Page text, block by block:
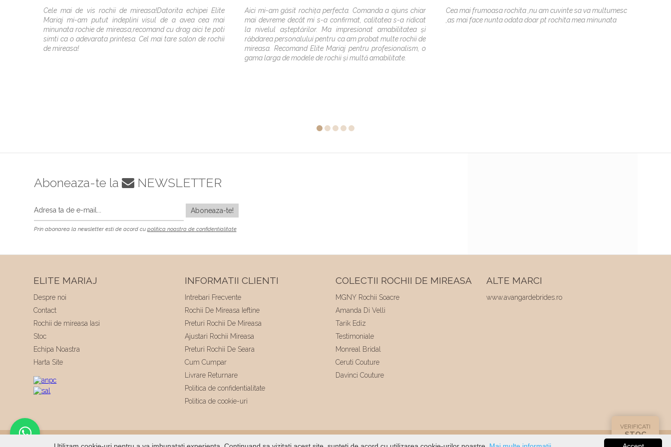
Cele mai de vis rochii de mireasa!Datorita echipei Elite
Mariaj mi-am putut indeplini visul de a avea cea mai
minunata rochie de mireasa,recomand cu drag aici te poti
simti ca o adevarata printesa. Cel mai tare salon de rochii
de mireasa!
Aici mi-am găsit rochița perfecta. Comanda a ajuns chiar
mai devreme decât mi s-a confirmat, calitatea s-a ridicat
la nivelul așteptărilor. Ma impresionat amabilitatea și
răbdarea personalului pentru ca am probat multe rochii de
mireasa. Recomand Elite Mariaj pentru profesionalism, o
gama larga de modele de rochii și multă amabilitate.
Cea mai frumoasa rochita ,nu am cuvinte sa va multumesc
,as mai face nunta odata doar pt rochita mea minunata
Aboneaza-te la NEWSLETTER
Prin abonarea la newsletter esti de acord cu politica noastra de confidentialitate
ELITE MARIAJ
Despre noi
Contact
Rochii de mireasa Iasi
Stoc
Echipa Noastra
Harta Site
INFORMATII CLIENTI
Intrebari Frecvente
Rochii De Mireasa Ieftine
Preturi Rochii De Mireasa
Ajustari Rochii Mireasa
Preturi Rochii De Seara
Cum Cumpar
Livrare Returnare
Politica de confidentialitate
Politica de cookie-uri
COLECTII ROCHII DE MIREASA
MGNY Rochii Soacre
Amanda Di Velli
Tarik Ediz
Testimoniale
Monreal Bridal
Ceruti Couture
Davinci Couture
ALTE MARCI
www.avangardebrides.ro
© 2026Elite Mariaj | Toate drepturile rezervate | Dezvoltat deVoitin.com
VERIFICATI
STOC